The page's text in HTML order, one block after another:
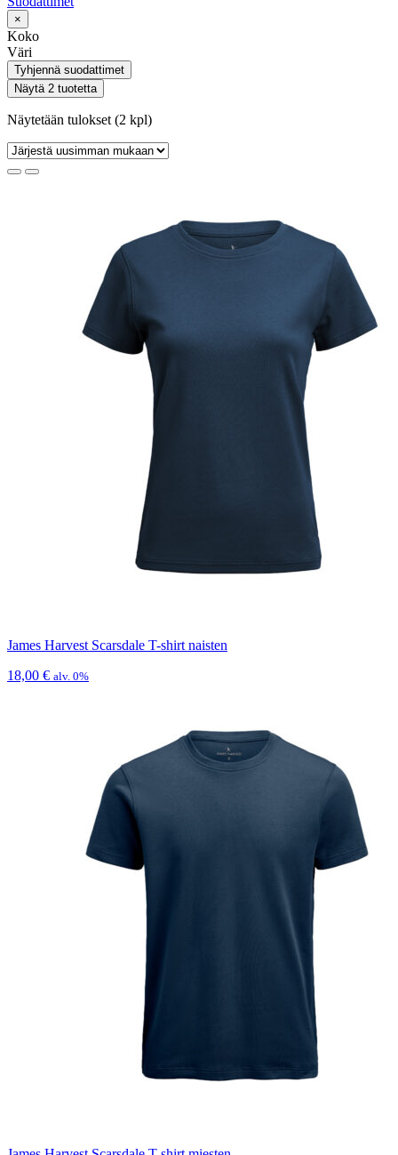
×
Koko
Väri
Tyhjennä suodattimet
Näytä 2 tuotetta
Näytetään tulokset (2 kpl)
James Harvest Scarsdale T-shirt naisten
18,00 € alv. 0%